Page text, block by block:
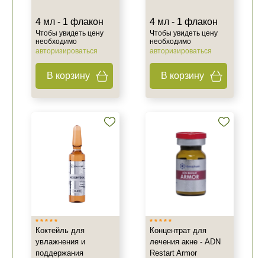
4 мл - 1 флакон
Чтобы увидеть цену
необходимо
авторизироваться
В корзину
4 мл - 1 флакон
Чтобы увидеть цену
необходимо
авторизироваться
В корзину
Коктейль для
увлажнения и
поддержания
Концентрат для
лечения акне - ADN
Restart Armor